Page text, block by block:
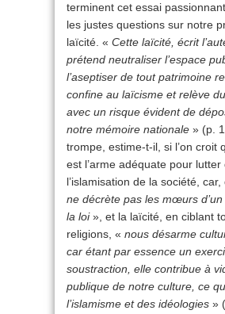
terminent cet essai
les justes questions sur notre
laïcité. « Cette laïcité, écrit
prétend neutraliser l’espace
l’aseptiser de tout patrimoine
confine au laïcisme et relève
avec un risque évident de
notre mémoire nationale » (p.
trompe, estime-t-il, si l’on croit
est l’arme adéquate pour lutter
l’islamisation de la société, car,
ne décrète pas les mœurs
la loi», et la laïcité, en ciblant
religions, « nous désarme
car étant par essence un
soustraction, elle contribue à
publique de notre culture, ce
l’islamisme et des idéologies »